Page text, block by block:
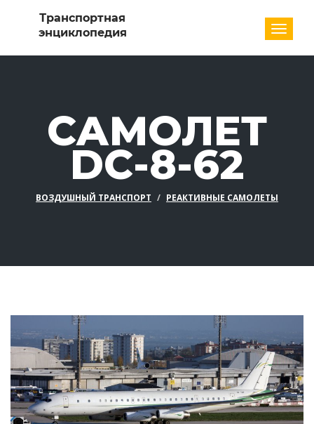
САМОЛЕТ
DC-8-62
ВОЗДУШНЫЙ ТРАНСПОРТ РЕАКТИВНЫЕ САМОЛЕТЫ